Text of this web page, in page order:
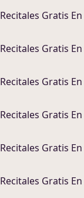
Recitales Gratis En
Recitales Gratis En
Recitales Gratis En
Recitales Gratis En
Recitales Gratis En
Recitales Gratis En